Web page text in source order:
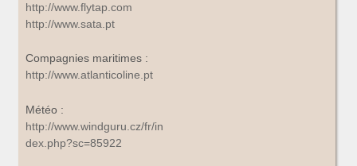
http://www.flytap.com
http://www.sata.pt
Compagnies maritimes :
http://www.atlanticoline.pt
Météo :
http://www.windguru.cz/fr/in
dex.php?sc=85922